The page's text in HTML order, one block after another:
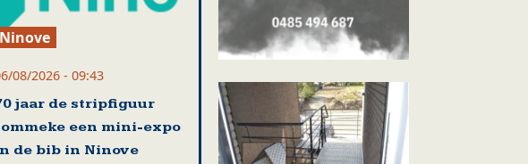
Ninove
08/2026 - 09:43
jaar de stripfiguur
een mini-expo
de bib in Ninove